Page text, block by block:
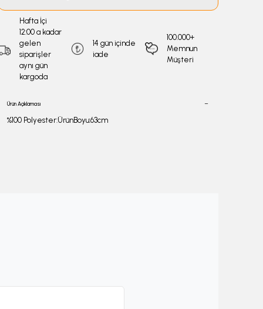
Hafta İçi
12:00 a kadar
gelen
siparişler
aynı gün
kargoda
14 gün içinde
iade
100.000+
Memnun
Müşteri
Ürün Açıklaması
%100 Polyester:ÜrünBoyu:63cm